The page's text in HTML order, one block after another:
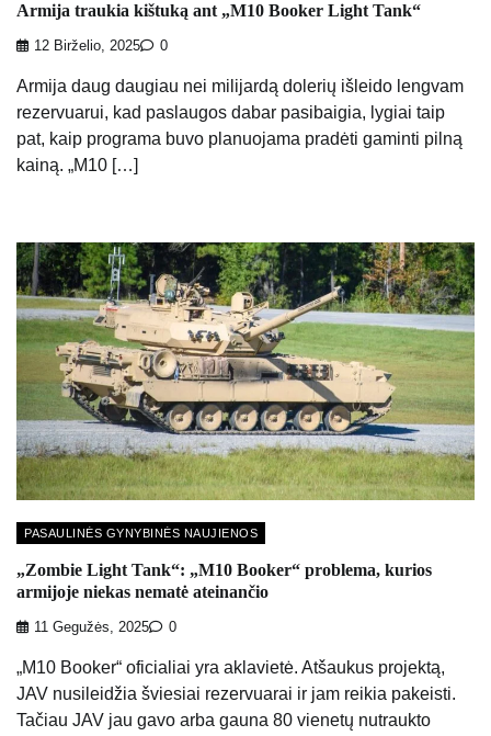
Armija traukia kištuką ant „M10 Booker Light Tank“
12 Birželio, 2025 0
Armija daug daugiau nei milijardą dolerių išleido lengvam
rezervuarui, kad paslaugos dabar pasibaigia, lygiai taip
pat, kaip programa buvo planuojama pradėti gaminti pilną
kainą. „M10 […]
PASAULINĖS GYNYBINĖS NAUJIENOS
„Zombie Light Tank“: „M10 Booker“ problema, kurios
armijoje niekas nematė ateinančio
11 Gegužės, 2025 0
„M10 Booker“ oficialiai yra aklavietė. Atšaukus projektą,
JAV nusileidžia šviesiai rezervuarai ir jam reikia pakeisti.
Tačiau JAV jau gavo arba gauna 80 vienetų nutraukto